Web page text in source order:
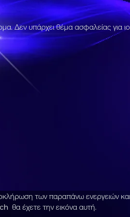
Δεν υπάρχει θέμα ασφαλείας
των παραπάνω ενεργειών και
θα έχετε την εικόνα αυτή.